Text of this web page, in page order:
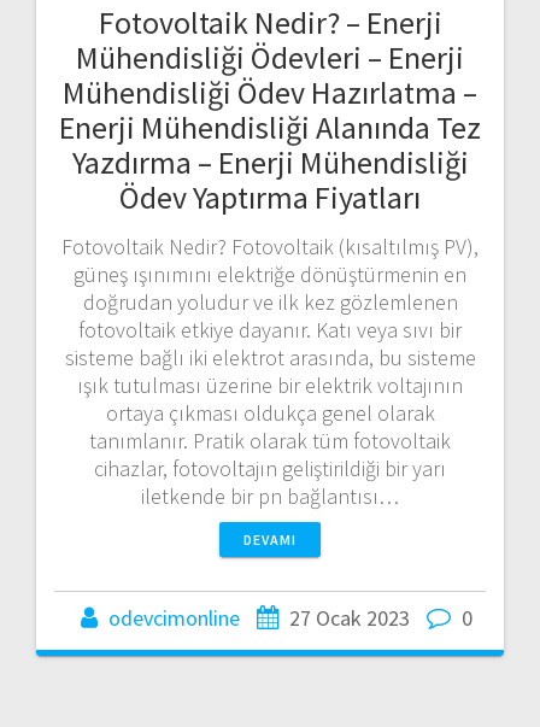
Fotovoltaik Nedir? – Enerji
Mühendisliği Ödevleri – Enerji
Mühendisliği Ödev Hazırlatma –
Enerji Mühendisliği Alanında Tez
Yazdırma – Enerji Mühendisliği
Ödev Yaptırma Fiyatları
Fotovoltaik Nedir? Fotovoltaik (kısaltılmış PV),
güneş ışınımını elektriğe dönüştürmenin en
doğrudan yoludur ve ilk kez gözlemlenen
fotovoltaik etkiye dayanır. Katı veya sıvı bir
sisteme bağlı iki elektrot arasında, bu sisteme
ışık tutulması üzerine bir elektrik voltajının
ortaya çıkması oldukça genel olarak
tanımlanır. Pratik olarak tüm fotovoltaik
cihazlar, fotovoltajın geliştirildiği bir yarı
iletkende bir pn bağlantısı…
DEVAMI
odevcimonline 27 Ocak 2023 0